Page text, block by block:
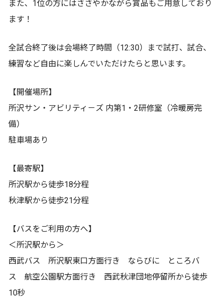
また、1位の方にはささやかながら賞品もご用意しており
ます！
全試合終了後は会場終了時間（12:30）まで試打、試合、
練習など自由に楽しんでいただけたらと思います。
【開催場所】
所沢サン・アビリティ－ズ 内第1・2研修室（冷暖房完
備）
駐車場あり
【最寄駅】
所沢駅から徒歩18分程
秋津駅から徒歩21分程
【バスをご利用の方へ】
＜所沢駅から＞
西武バス 所沢駅東口方面行き ならびに ところバ
ス 航空公園駅方面行き 西武秋津団地停留所から徒歩
10秒